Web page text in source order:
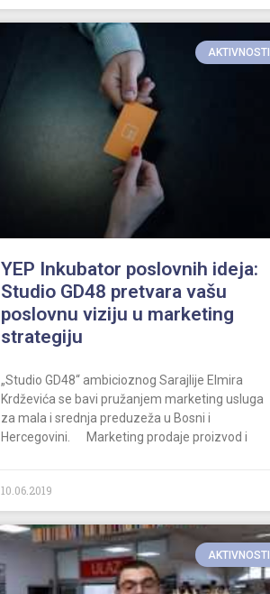
AKTIVNOSTI
YEP Inkubator poslovnih ideja:
Studio GD48 pretvara vašu
poslovnu viziju u marketing
strategiju
„Studio GD48“ ambicioznog Sarajlije Elmira
Krdževića se bavi pružanjem marketing usluga
za mala i srednja preduzeža u Bosni i
Hercegovini. Marketing prodaje proizvod i
10.06.2019
AKTIVNOSTI